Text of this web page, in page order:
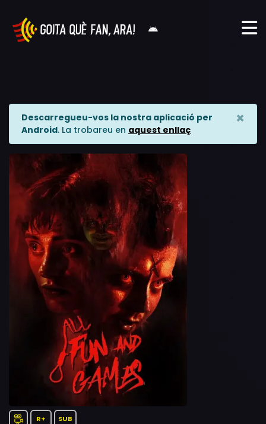
Descarregueu-vos la nostra aplicació per
Android. La trobareu en aquest enllaç
×
R+ SUB